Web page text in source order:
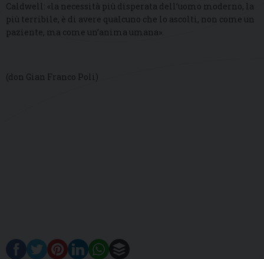
Caldwell: «la necessità più disperata dell’uomo moderno, la
più terribile, è di avere qualcuno che lo ascolti, non come un
paziente, ma come un’anima umana».
(don Gian Franco Poli)